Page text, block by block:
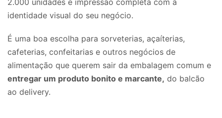
2.000 unidades e impressão completa com a
identidade visual do seu negócio.
É uma boa escolha para sorveterias, açaíterias,
cafeterias, confeitarias e outros negócios de
alimentação que querem sair da embalagem comum e
entregar um produto bonito e marcante, do balcão
ao delivery.